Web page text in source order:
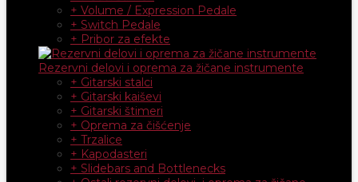
+ Volume / Expression Pedale
+ Switch Pedale
+ Pribor za efekte
Rezervni delovi i oprema za žičane instrumente
+ Gitarski stalci
+ Gitarski kaiševi
+ Gitarski štimeri
+ Oprema za čišćenje
+ Trzalice
+ Kapodasteri
+ Slidebars and Bottlenecks